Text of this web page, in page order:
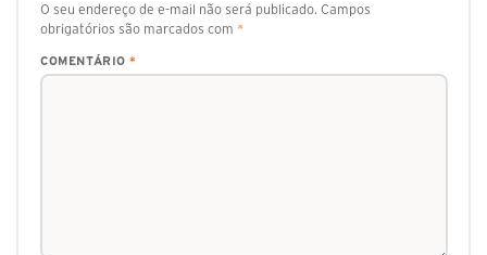
O seu endereço de e-mail não será publicado. Campos
obrigatórios são marcados com *
COMENTÁRIO *